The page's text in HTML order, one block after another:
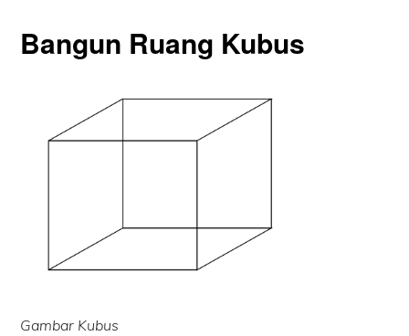
Bangun Ruang Kubus
Gambar Kubus